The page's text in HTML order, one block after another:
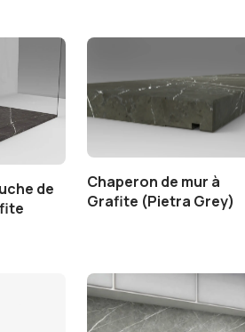
de
Chaperon de mur à
Grafite (Pietra Grey)